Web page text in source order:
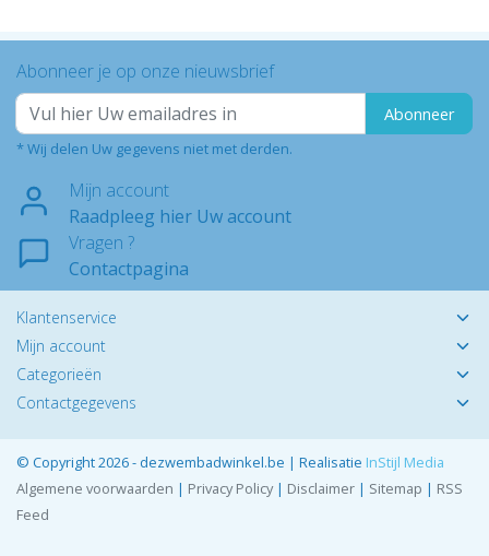
Abonneer je op onze nieuwsbrief
Abonneer
* Wij delen Uw gegevens niet met derden.
Mijn account
Raadpleeg hier Uw account
Vragen ?
Contactpagina
Klantenservice
Mijn account
Categorieën
Contactgegevens
© Copyright 2026 - dezwembadwinkel.be | Realisatie InStijl Media
Algemene voorwaarden | Privacy Policy| Disclaimer | Sitemap | RSS
Feed